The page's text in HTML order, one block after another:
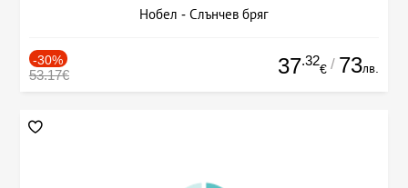
Нобел - Слънчев бряг
-30%
53.17€ 37.32
€ / 73лв.